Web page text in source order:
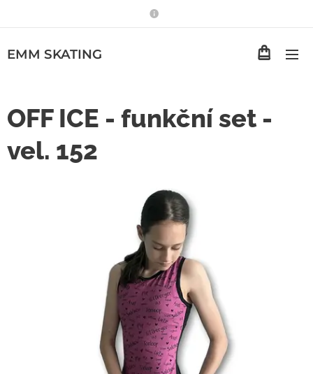
EMM SKATING
OFF ICE - funkční set -
vel. 152